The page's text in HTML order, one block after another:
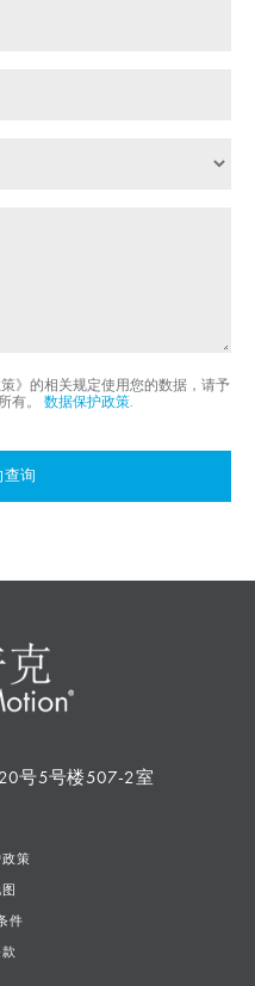
》的相关规定使用您的数据，请予
有。 数据保护政策.
询
号5号楼507-2室
策
件